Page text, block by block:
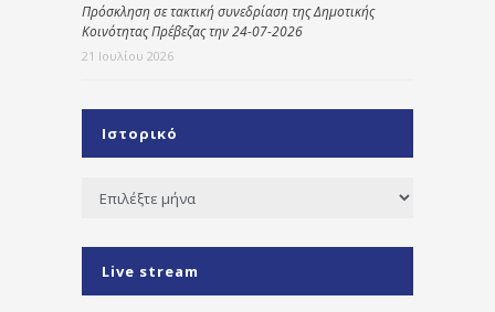
Πρόσκληση σε τακτική συνεδρίαση της Δημοτικής
Κοινότητας Πρέβεζας την 24-07-2026
21 Ιουλίου 2026
Ιστορικό
Ιστορικό
Live stream